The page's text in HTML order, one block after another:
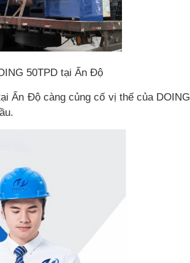
50TPD tại Ấn Độ
Ấn Độ càng củng cố vị thế của DOING